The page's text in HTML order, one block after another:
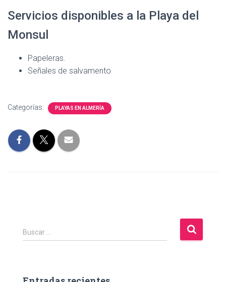
Servicios disponibles a la Playa del
Monsul
Papeleras.
Señales de salvamento
Categorías: PLAYAS EN ALMERÍA
B
u
Buscar …